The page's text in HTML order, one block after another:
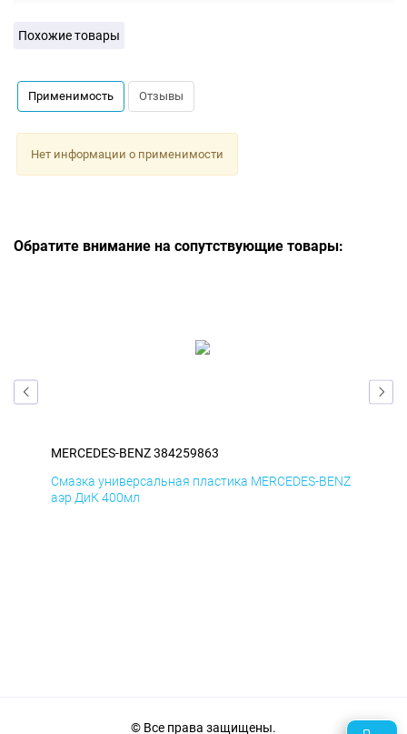
Похожие товары
Применимость Отзывы
Нет информации о применимости
Обратите внимание на сопутствующие товары:
MERCEDES-BENZ 384259863
Смазка универсальная пластика MERCEDES-BENZ
аэр ДиК 400мл
© Все права защищены.